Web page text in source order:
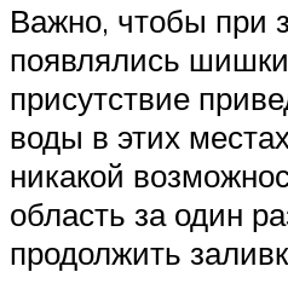
Важно, чтобы при
появлялись
присутствие
воды в этих
никакой
область за один
продолжить